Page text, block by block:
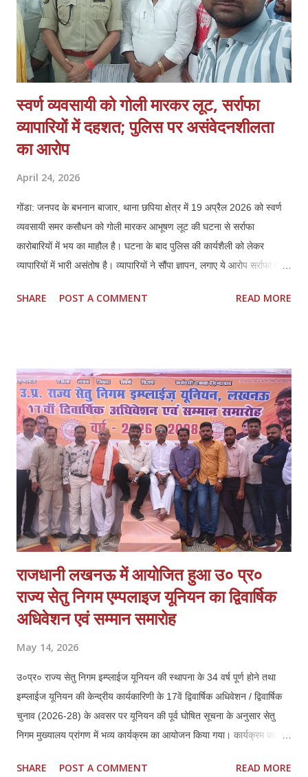
स्वर्ण व्यवसायी को गोली मारकर लूट, सर्राफा
व्यापारियों में दहशत; पुलिस पर असंवेदनशीलता
का आरोप
April 24, 2026
गोंडा: जनपद के बभनान बाजार, थाना छपिया क्षेत्र में 19 अप्रैल 2026 को स्वर्ण
व्यवसायी समर कसौधन को गोली मारकर आभूषण लूट की घटना से सर्राफा
कारोबारियों में भय का माहौल है। घटना के बाद पुलिस की कार्यशैली को लेकर
व्यापारियों में भारी असंतोष है। व्यापारियों ने सौंपा ज्ञापन, लगाए ये आरोप सर्राफा एवं
खुद बयान दिया है, जिसका वीडियो भी मौजूद है। इसके बावजूद पुलिस ने उनके भाई
दर्ज हो। 2. समय सीमा में खुलासा कर अपराधियों की गिरफ्तारी और 100%
बरामदगी हो। 3. स्वर्ण व्यवसायी क्षेत्रों में अतिरिक्त पुलिस बल तैनात किया जाए।
4. आत्मरक्षा के लिए स्वर्ण व्यापारियों को प्राथमिकता पर शस्त्र लाइसेंस दिए जाएं।
व्यापारियों का कहना है कि घटना के बाद से माल के आवागमन में असुरक्षा महसूस हो
रही है और व्य...
SHARE POST A COMMENT READ MORE
राजधानी लखनऊ में आयोजित हुआ उ० प्र०
राज्य सेतु निगम एम्पलाइज यूनियन का द्विवार्षिक
अधिवेशन एवं सम्मान समारोह
May 14, 2026
उ०प्र० राज्य सेतु निगम इम्प्लाईज यूनियन की स्थापना के 34 वर्ष पूर्ण होने तथा
इम्प्लाईज यूनियन की केन्द्रीय कार्यकारिणी के 17वें द्विवार्षिक अधिवेशन / द्विवार्षिक
चुनाव (2026-28) के अवसर पर यूनियन की पूर्व घोषित सूचना के अनुसार सेतु
निगम मुख्यालय प्रांगण में भव्य कार्यक्रम का आयोजन किया गया। कार्यक्रम का
आयोजन में प्रदेश स्तर के कर्मचारी नेता यथा श्री वी०पी० मिश्रा, राष्ट्रीय अध्यक्ष
SHARE POST A COMMENT READ MORE